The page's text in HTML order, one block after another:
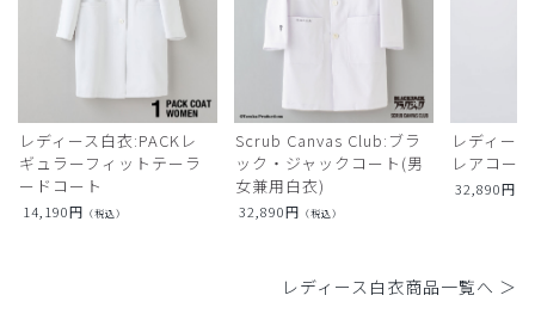
レディース白衣:PACKレ
ギュラーフィットテーラ
ードコート
14,190円 （税込）
Scrub Canvas Club:ブラ
ック・ジャックコート(男
女兼用白衣)
32,890円 （税込）
レディー
レアコート
32,890円
レディース白衣商品一覧へ ＞